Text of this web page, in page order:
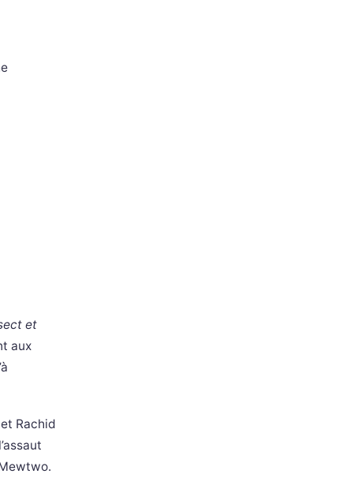
et
aux
Rachid